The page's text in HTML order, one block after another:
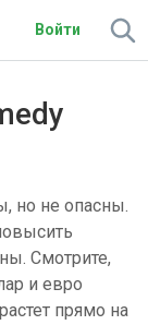
Войти
но не опасны.
Смотрите,
и евро
прямо на